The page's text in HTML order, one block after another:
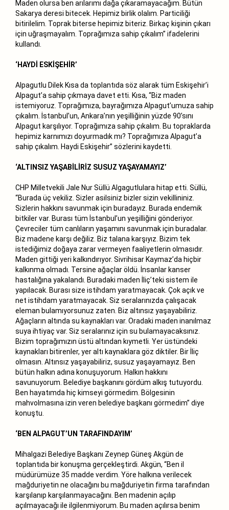
Maden olursa ben arılarımı dağa çıkaramayacağım. Bütün
Sakarya deresi bitecek. Hepimiz birlik olalım. Particiliği
bitirilelim. Toprak biterse hepimiz biteriz. Birkaç kişinin çıkarı
için uğraşmayalım. Toprağımıza sahip çıkalım” ifadelerini
kullandı.
‘HAYDİ ESKİŞEHİR’
Alpagutlu Dilek Kısa da toplantıda söz alarak tüm Eskişehir’i
Alpagut’a sahip çıkmaya davet etti. Kısa, “Biz maden
istemiyoruz. Toprağımıza, bayrağımıza Alpagut’umuza sahip
çıkalım. İstanbul’un, Ankara’nın yeşilliğinin yüzde 90’sını
Alpagut karşılıyor. Toprağımıza sahip çıkalım. Bu topraklarda
hepimiz karnımızı doyurmadık mı? Toprağımıza Alpagut’a
sahip çıkalım. Haydi Eskişehir” sözlerini kaydetti.
‘ALTINSIZ YAŞABİLİRİZ SUSUZ YAŞAYAMAYIZ’
CHP Milletvekili Jale Nur Süllü Algagutlulara hitap etti. Süllü,
“Burada üç vekiliz. Sizler asilsiniz bizler sizin vekillininiz.
Sizlerin hakkını savunmak için buradayız. Burada endemik
bitkiler var. Burası tüm İstanbul’un yeşilliğini gönderiyor.
Çevreciler tüm canlıların yaşamını savunmak için buradalar.
Biz madene karşı değiliz. Biz talana karşıyız. Bizim tek
istediğimiz doğaya zarar vermeyen faaliyetlerin olmasıdır.
Maden gittiği yeri kalkındırıyor. Sivrihisar Kaymaz’da hiçbir
kalkınma olmadı. Tersine ağaçlar öldü. İnsanlar kanser
hastalığına yakalandı. Buradaki maden İliç’teki sistem ile
yapılacak. Burası size istihdam yaratmayacak. Çok açık ve
net istihdam yaratmayacak. Siz seralarınızda çalışacak
eleman bulamıyorsunuz zaten. Biz altınsız yaşayabiliriz.
Ağaçların altında su kaynakları var. Oradaki maden inanılmaz
suya ihtiyaç var. Siz seralarınız için su bulamayacaksınız.
Bizim toprağımızın üstü altından kıymetli. Yer üstündeki
kaynakları bitirenler, yer altı kaynaklara göz diktiler. Bir İliç
olmasın. Altınsız yaşayabiliriz, susuz yaşayamayız. Ben
bütün halkın adına konuşuyorum. Halkın hakkını
savunuyorum. Belediye başkanını gördüm alkış tutuyordu.
Ben hayatımda hiç kimseyi görmedim. Bölgesinin
mahvolmasına izin veren belediye başkanı görmedim” diye
konuştu.
‘BEN ALPAGUT’UN TARAFINDAYIM’
Mihalgazi Belediye Başkanı Zeynep Güneş Akgün de
toplantıda bir konuşma gerçekleştirdi. Akgün, “Ben il
müdürümüze 35 madde verdim. Yöre halkına verilecek
mağduriyetin ne olacağını bu mağduriyetin firma tarafından
karşılanıp karşılanmayacağını. Ben madenin açılıp
açılmayacağı ile ilgilenmiyorum. Bu maden açılırsa benim